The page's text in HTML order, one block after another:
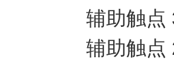
辅助触点
辅助触点